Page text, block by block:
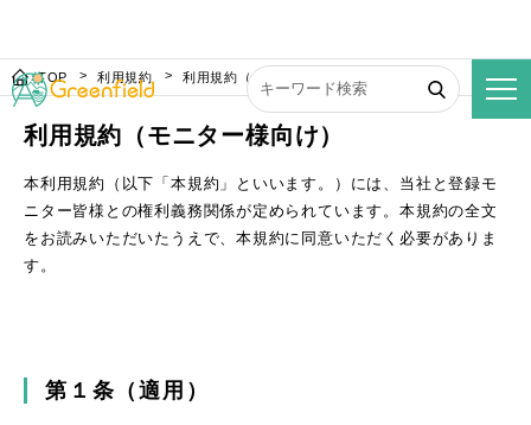
TOP 利用規約 利用規約（モニター様向け）
利用規約（モニター様向け）
本利用規約（以下「本規約」といいます。）には、当社と登録モ
ニター皆様との権利義務関係が定められています。本規約の全文
をお読みいただいたうえで、本規約に同意いただく必要がありま
す。
第１条（適用）